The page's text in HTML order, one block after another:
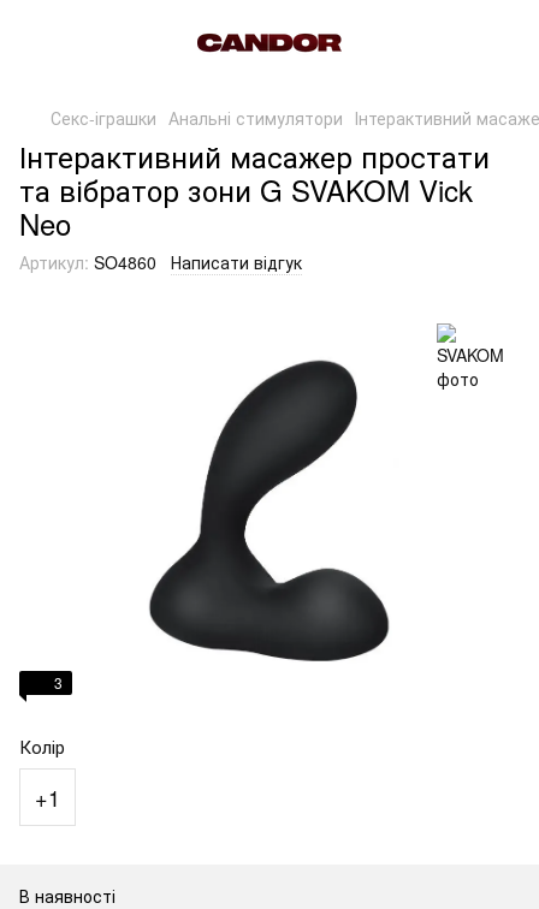
Секс-іграшки Анальні стимулятори Інтерактивний
Інтерактивний масажер простати
та вібратор зони G SVAKOM Vick
Neo
Артикул: SO4860 Написати відгук
3
Колір
+1
В наявності